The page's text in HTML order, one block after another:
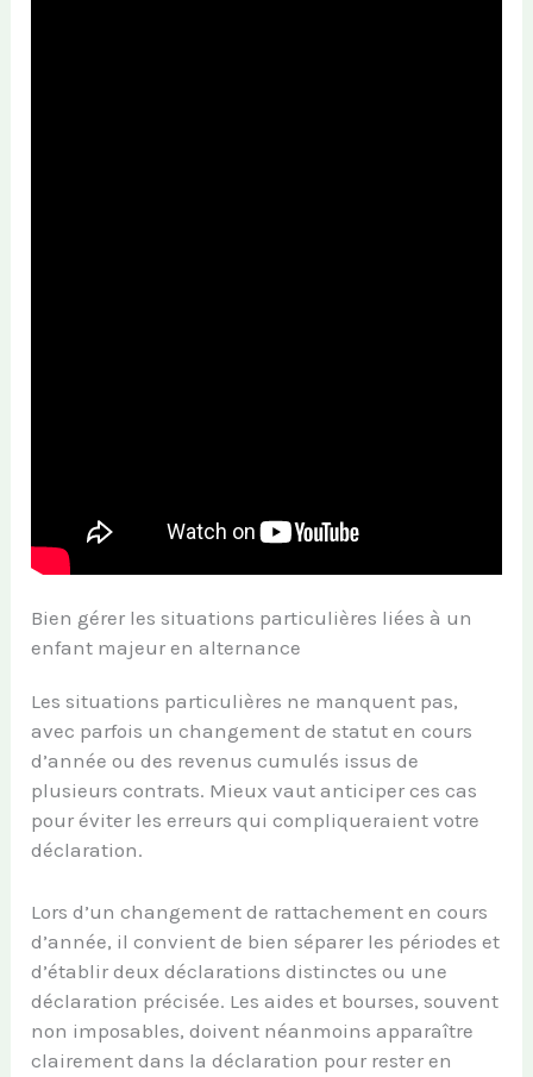
Bien gérer les situations particulières liées à un
enfant majeur en alternance
Les situations particulières ne manquent pas,
avec parfois un changement de statut en cours
d’année ou des revenus cumulés issus de
plusieurs contrats. Mieux vaut anticiper ces cas
pour éviter les erreurs qui compliqueraient votre
déclaration.
Lors d’un changement de rattachement en cours
d’année, il convient de bien séparer les périodes et
d’établir deux déclarations distinctes ou une
déclaration précisée. Les aides et bourses, souvent
non imposables, doivent néanmoins apparaître
clairement dans la déclaration pour rester en